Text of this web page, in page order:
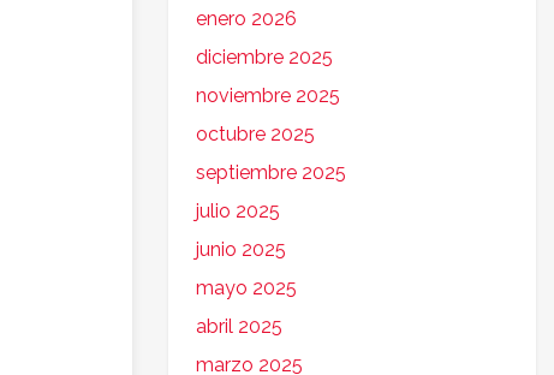
enero 2026
diciembre 2025
noviembre 2025
octubre 2025
septiembre 2025
julio 2025
junio 2025
mayo 2025
abril 2025
marzo 2025